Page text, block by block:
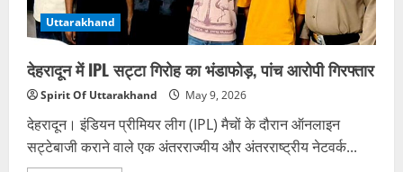
Uttarakhand
देहरादून में IPL सट्टा गिरोह का भंडाफोड़, पांच आरोपी गिरफ्तार
Spirit Of Uttarakhand May 9, 2026
देहरादून। इंडियन प्रीमियर लीग (IPL) मैचों के दौरान ऑनलाइन
सट्टेबाजी कराने वाले एक अंतरराज्यीय और अंतरराष्ट्रीय नेटवर्क...